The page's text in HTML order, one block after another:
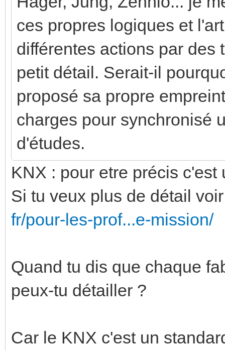
ces propres logiques et
différentes actions par des
petit détail. Serait-il
proposé sa propre
charges pour synchronisé
d'études.
KNX : pour etre précis c'est
Si tu veux plus de détail
fr/pour-les-prof...e-mission/
Quand tu dis que chaque
peux-tu détailler ?
Car le KNX c'est un